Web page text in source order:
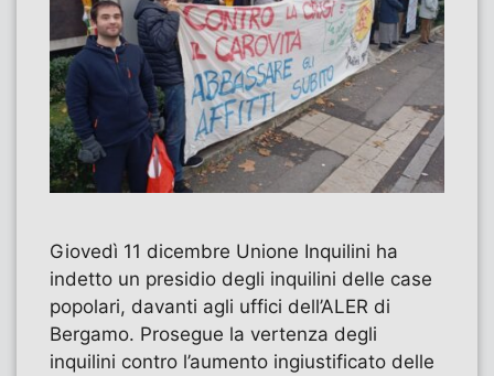
Giovedì 11 dicembre Unione Inquilini ha
indetto un presidio degli inquilini delle case
popolari, davanti agli uffici dell’ALER di
Bergamo. Prosegue la vertenza degli
inquilini contro l’aumento ingiustificato delle